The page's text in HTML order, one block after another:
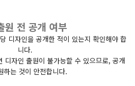
전 공개 여부
디자인을 공개한 적이 있는지 확인해야 합
니다.
디자인 출원이 불가능할 수 있으므로, 공개
하는 것이 안전합니다.